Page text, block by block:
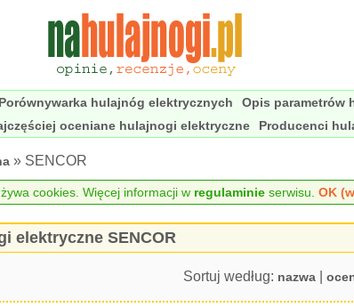
Porównywarka hulajnóg elektrycznych Opis parametrów
oceniane hulajnogi elektryczne Producenci
» SENCOR
cookies. Więcej informacji w regulaminieserwisu. OK
elektryczne SENCOR
Sortuj według: nazwa|